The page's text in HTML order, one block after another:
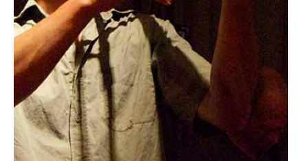
Musikunterricht
Instrumente Übersicht
Lehrpersonen
Orte
Mietinstrumente
Beratung